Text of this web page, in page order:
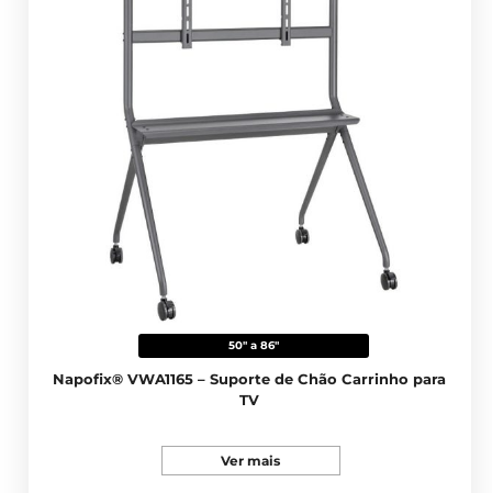
50" a 86"
Napofix® VWA1165 – Suporte de Chão Carrinho para
TV
Ver mais